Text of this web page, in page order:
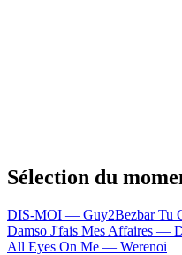
Sélection du
DIS-MOI — Guy2BezbarTu
Damso J'fais Mes Affaires —
All Eyes On Me — Werenoi